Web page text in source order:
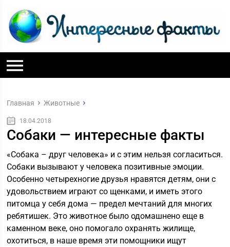
Главная Животные
18.04.2018
Собаки — интересные факты
«Собака – друг человека» и с этим нельзя согласиться.
Собаки вызывают у человека позитивные эмоции.
Особенно четырехногие друзья нравятся детям, они с
удовольствием играют со щенками, и иметь этого
питомца у себя дома — предел мечтаний для многих
ребятишек. Это животное было одомашнено еще в
каменном веке, оно помогало охранять жилище,
охотиться, в наше время эти помощники ищут